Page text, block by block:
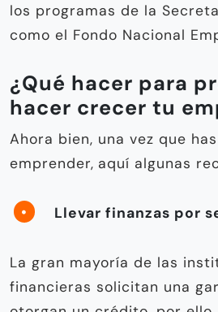
los programas de la
como el Fondo Nacional
¿Qué hacer para
hacer crecer tu
Ahora bien, una vez que
emprender, aquí algunas
Llevar finanzas por
La gran mayoría de las
financieras solicitan una